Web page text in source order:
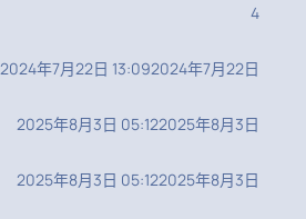
4
2024年7月22日 13:092024年7月22日
2025年8月3日 05:122025年8月3日
2025年8月3日 05:122025年8月3日